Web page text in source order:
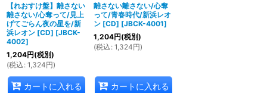
【れおすけ盤】離さない
離さない/心奪って/見上
げてごらん夜の星を/新
浜レオン [CD] [JBCK-
4002]
1,204円(税別)
(税込 : 1,324円)
カートに入れる
離さない離さない/心奪
って/青春時代/新浜レオ
ン [CD] [JBCK-4001]
1,204円(税別)
(税込 : 1,324円)
カートに入れる